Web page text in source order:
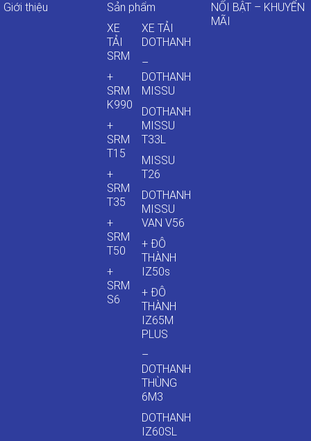
Giới thiệu
Sản phẩm
XE
TẢI
SRM
+
SRM
K990
+
SRM
T15
+
SRM
T35
+
SRM
T50
+
SRM
S6
XE TẢI
DOTHANH
–
DOTHANH
MISSU
DOTHANH
MISSU
T33L
MISSU
T26
DOTHANH
MISSU
VAN V56
+ ĐÔ
THÀNH
IZ50s
+ ĐÔ
THÀNH
IZ65M
PLUS
–
DOTHANH
THÙNG
6M3
DOTHANH
IZ60SL
NỔI BẬT – KHUYẾN
MÃI